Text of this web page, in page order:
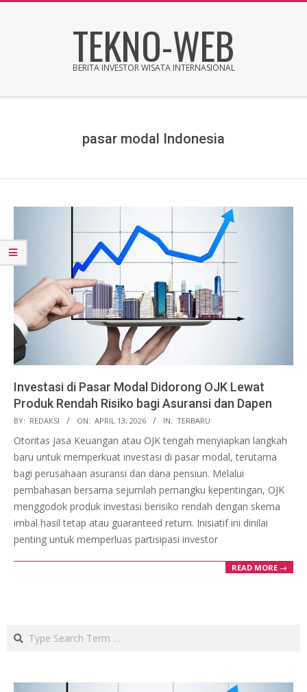
TEKNO-WEB
BERITA INVESTOR WISATA INTERNASIONAL
pasar modal Indonesia
Investasi di Pasar Modal Didorong OJK Lewat
Produk Rendah Risiko bagi Asuransi dan Dapen
2026-
04-
13
BY: REDAKSI ON: APRIL 13, 2026 IN: TERBARU
Otoritas Jasa Keuangan atau OJK tengah menyiapkan langkah
baru untuk memperkuat investasi di pasar modal, terutama
bagi perusahaan asuransi dan dana pensiun. Melalui
pembahasan bersama sejumlah pemangku kepentingan, OJK
menggodok produk investasi berisiko rendah dengan skema
imbal hasil tetap atau guaranteed return. Inisiatif ini dinilai
penting untuk memperluas partisipasi investor
READ MORE →
Search